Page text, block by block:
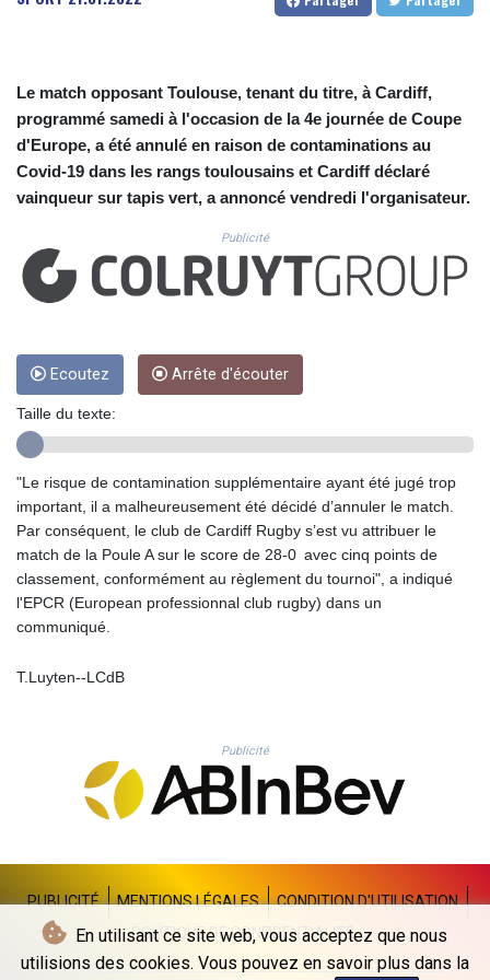
En utilisant ce site web, vous acceptez que nous
utilisions des cookies. Vous pouvez en savoir plus dans la
CUC 1.154361
DJF 205.251075
DKK 7.475355
DOP 67.221459
DZD 153.497698
EGP 57.432011
ETB 186.038334
FJD 2.553967
FKP 0.857481
GGP 0.857481
GHS 13.514561
GMD 84.845162
GTQ 8.791956
GYD 241.124538
HKD 9.054775
HNL 30.893904
HRK 7.535207
HTG 150.703267
IQD 1509.981531
1587015.850814
JMD 183.165198
JOD 0.818473
JPY 182.195114
KES 149.373012
KGS 100.948559
Le match opposant Toulouse, tenant du titre, à Cardiff,
programmé samedi à l'occasion de la 4e journée de Coupe
d'Europe, a été annulé en raison de contaminations au
Covid-19 dans les rangs toulousains et Cardiff déclaré
vainqueur sur tapis vert, a annoncé vendredi l'organisateur.
Publicité
Ecoutez Arrête d'écouter
Taille du texte:
"Le risque de contamination supplémentaire ayant été jugé trop
important, il a malheureusement été décidé d’annuler le match.
Par conséquent, le club de Cardiff Rugby s’est vu attribuer le
match de la Poule A sur le score de 28-0 avec cinq points de
classement, conformément au règlement du tournoi", a indiqué
l'EPCR (European professionnal club rugby) dans un
communiqué.
T.Luyten--LCdB
Publicité
PUBLICITÉ MENTIONS LÉGALES
CONDITION D'UTILISATION
POLITIQUE DE CONFIDENTIALITÉ